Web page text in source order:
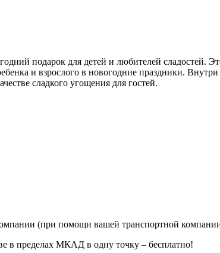
подарок для детей и любителей сладостей.
и взрослого в новогодние праздники.
сладкого угощения для гостей.
(при помощи вашей транспортной
в пределах МКАД в одну точку – бесплатно!